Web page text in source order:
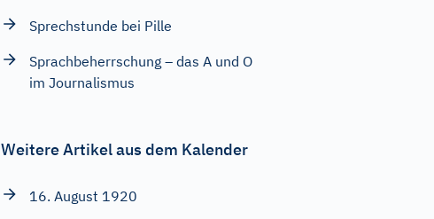
Sprechstunde bei Pille
Sprachbeherrschung – das A und O
im Journalismus
Weitere Artikel aus dem Kalender
16. August 1920